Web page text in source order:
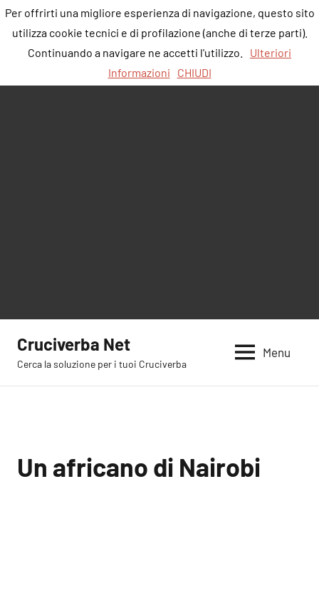
contenuto
Cruciverba Net
Cerca la soluzione per i tuoi Cruciverba
Menu
Un africano di Nairobi
Per offrirti una migliore esperienza di navigazione, questo sito
utilizza cookie tecnici e di profilazione (anche di terze parti).
Continuando a navigare ne accetti l'utilizzo.
Ulteriori
Informazioni
CHIUDI